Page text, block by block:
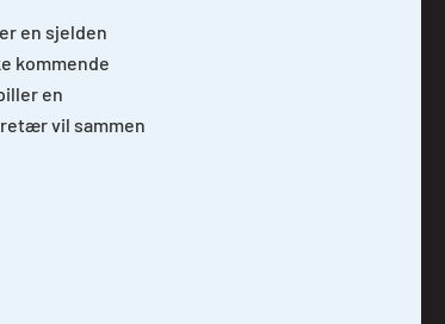
en sjelden
kommende
en
vil sammen